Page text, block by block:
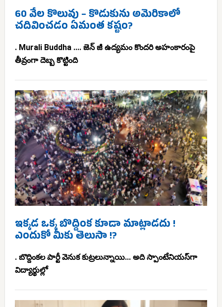
60 వేల కొలువు – కొడుకును అమెరికాలో
చదివించడం ఏమంత కష్టం?
. Murali Buddha .... జెన్ జీ ఉద్యమం కొందరి అహంకారంపై
తీవ్రంగా దెబ్బ కొట్టింది
ఇక్కడ ఒక్క బొద్దింక కూడా మాట్లాడదు !
ఎందుకో మీకు తెలుసా !?
. బొద్దింకల పార్టీ వెనుక కుట్రలున్నాయి... అది స్పాంటేనియస్‌గా
విద్యార్థుల్లో